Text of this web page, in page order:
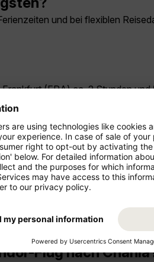
und bei flexiblen
(FRA) ca. 2 Stunden
Chania?
Düsseldorf, Hamburg,
Chania?
der Airbus A320- und
Flug nach